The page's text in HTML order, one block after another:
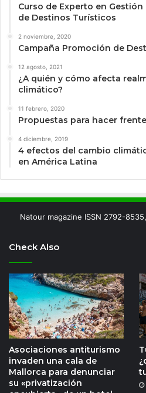
Curso de Experto en
de Destinos Turísticos
2 noviembre, 2020
Campaña Promoción de
12 agosto, 2021
¿A quién y cómo afecta
climático?
11 febrero, 2020
Propuestas para hacer
4 diciembre, 2019
4 efectos del cambio
en América Latina
Natour magazine ISSN 2792-
Check Also
Asociaciones antiturismo
invaden una cala de
Mallorca para denunciar
su «privatización